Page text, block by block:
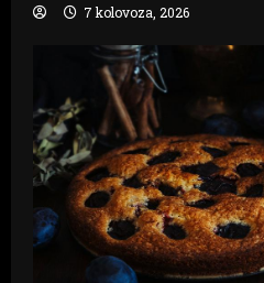
7 kolovoza, 2026